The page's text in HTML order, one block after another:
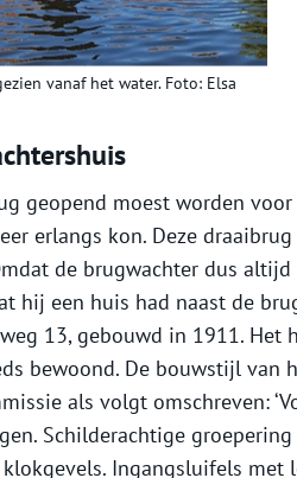
vanaf het water. Foto: Elsa
geopend moest worden
erlangs kon. Deze
de brugwachter dus
hij een huis had naast de
13, gebouwd in 1911. Het
bewoond. De bouwstijl van
als volgt omschreven:
Schilderachtige
Ingangsluifels met